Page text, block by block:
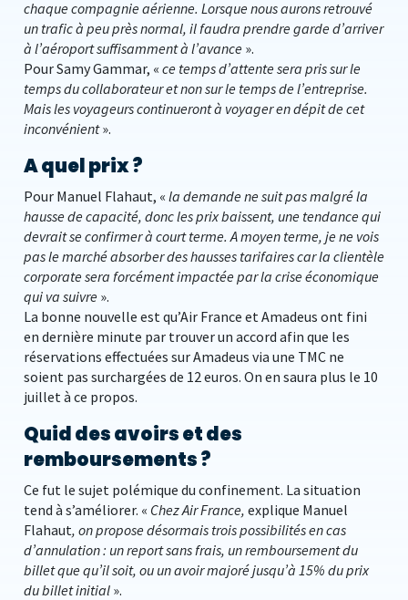
chaque compagnie aérienne. Lorsque nous aurons retrouvé
un trafic à peu près normal, il faudra prendre garde d’arriver
à l’aéroport suffisamment à l’avance ».
Pour Samy Gammar, « ce temps d’attente sera pris sur le
temps du collaborateur et non sur le temps de l’entreprise.
Mais les voyageurs continueront à voyager en dépit de cet
inconvénient».
A quel prix ?
Pour Manuel Flahaut, « la demande ne suit pas malgré la
hausse de capacité, donc les prix baissent, une tendance qui
devrait se confirmer à court terme. A moyen terme, je ne vois
pas le marché absorber des hausses tarifaires car la clientèle
corporate sera forcément impactée par la crise économique
qui va suivre ».
La bonne nouvelle est qu’Air France et Amadeus ont fini
en dernière minute par trouver un accord afin que les
réservations effectuées sur Amadeus via une TMC ne
soient pas surchargées de 12 euros. On en saura plus le 10
juillet à ce propos.
Quid des avoirs et des
remboursements ?
Ce fut le sujet polémique du confinement. La situation
tend à s’améliorer. « Chez Air France, explique Manuel
Flahaut, on propose désormais trois possibilités en cas
d’annulation : un report sans frais, un remboursement du
billet que qu’il soit, ou un avoir majoré jusqu’à 15% du prix
du billet initial ».